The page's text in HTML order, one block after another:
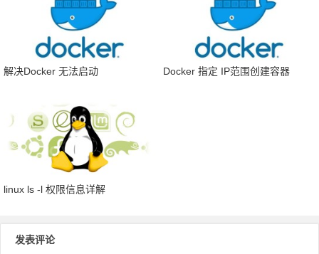
解决Docker 无法启动 Docker 指定 IP范围创建容器
linux ls -l 权限信息详解
发表评论